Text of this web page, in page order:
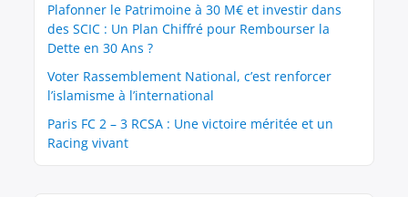
Plafonner le Patrimoine à 30 M€ et investir dans
des SCIC : Un Plan Chiffré pour Rembourser la
Dette en 30 Ans ?
Voter Rassemblement National, c’est renforcer
l’islamisme à l’international
Paris FC 2 – 3 RCSA : Une victoire méritée et un
Racing vivant